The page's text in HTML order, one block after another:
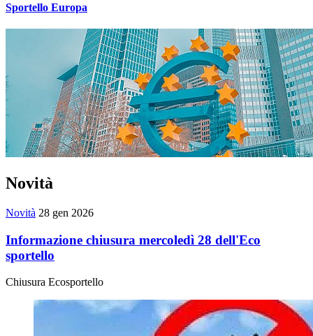
Sportello Europa
Novità
Novità 28 gen 2026
Informazione chiusura mercoledì 28 dell'Eco
sportello
Chiusura Ecosportello